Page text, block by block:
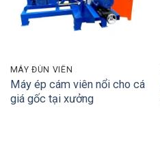
MÁY ĐÙN VIÊN
Máy ép cám viên nổi cho cá
giá gốc tại xưởng